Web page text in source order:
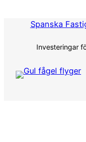
Spanska
Investeringar